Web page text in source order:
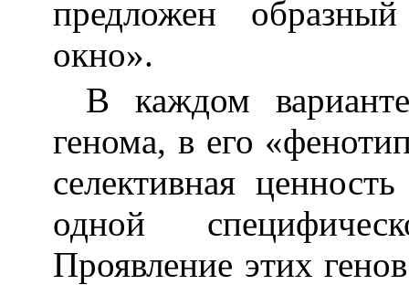
предложен
окно».
В каждом
генома, в его
селективная
одной
Проявление этих